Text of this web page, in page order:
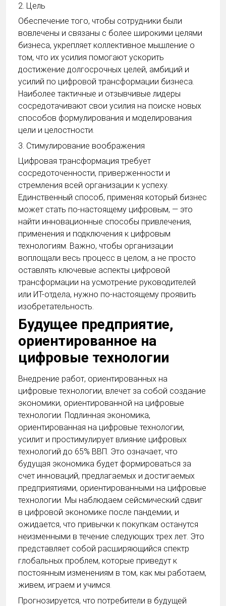
2. Цель
Обеспечение того, чтобы сотрудники были
вовлечены и связаны с более широкими целями
бизнеса, укрепляет коллективное мышление о
том, что их усилия помогают ускорить
достижение долгосрочных целей, амбиций и
усилий по цифровой трансформации бизнеса.
Наиболее тактичные и отзывчивые лидеры
сосредотачивают свои усилия на поиске новых
способов формулирования и моделирования
цели и целостности.
3. Стимулирование воображения
Цифровая трансформация требует
сосредоточенности, приверженности и
стремления всей организации к успеху.
Единственный способ, применяя который бизнес
может стать по-настоящему цифровым, — это
найти инновационные способы привлечения,
применения и подключения к цифровым
технологиям. Важно, чтобы организации
воплощали весь процесс в целом, а не просто
оставлять ключевые аспекты цифровой
трансформации на усмотрение руководителей
или ИТ-отдела, нужно по-настоящему проявить
изобретательность.
Будущее предприятие,
ориентированное на
цифровые технологии
Внедрение работ, ориентированных на
цифровые технологии, влечет за собой создание
экономики, ориентированной на цифровые
технологии. Подлинная экономика,
ориентированная на цифровые технологии,
усилит и простимулирует влияние цифровых
технологий до 65% ВВП. Это означает, что
будущая экономика будет формироваться за
счет инноваций, предлагаемых и достигаемых
предприятиями, ориентированными на цифровые
технологии. Мы наблюдаем сейсмический сдвиг
в цифровой экономике после пандемии, и
ожидается, что привычки к покупкам останутся
неизменными в течение следующих трех лет. Это
представляет собой расширяющийся спектр
глобальных проблем, которые приведут к
постоянным изменениям в том, как мы работаем,
живем, играем и учимся.
Прогнозируется, что потребители в будущей